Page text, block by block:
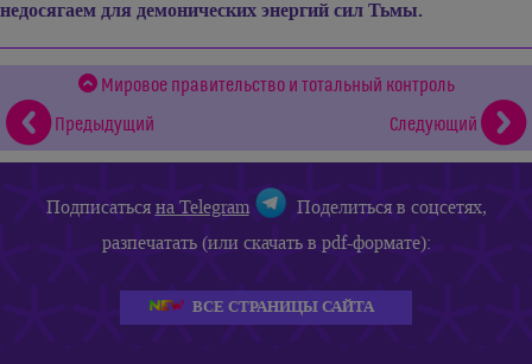
недосягаем для демонических энергий сил Тьмы.
Мировое правительство и тотальный контроль
Предыдущий
Следующий
Подписатьсяна Telegram
Поделиться в соцсетях,
разпечатать (или скачать в pdf-формате):
ВСЕ СТРАНИЦЫ САЙТА